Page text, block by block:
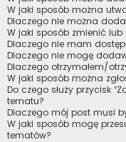
W jaki sposób można
Dlaczego nie można
W jaki sposób zmienić lub
Dlaczego nie mam
Dlaczego nie mogę
Dlaczego otrzymałem/
W jaki sposób można
Do czego służy przycisk
tematu?
Dlaczego mój post musi
W jaki sposób mogę
tematów?